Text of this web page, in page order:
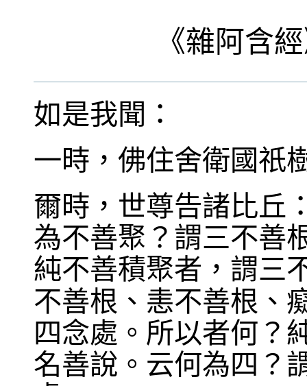
《雜阿含
如是我聞：
一時，佛住舍衛國祇
爾時，世尊告諸比丘
為不善聚？謂三不善
純不善積聚者，謂三
不善根、恚不善根、
四念處。所以者何？
名善說。云何為四？